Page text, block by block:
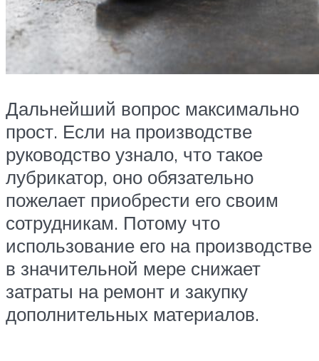
Дальнейший вопрос максимально
прост. Если на производстве
руководство узнало, что такое
лубрикатор, оно обязательно
пожелает приобрести его своим
сотрудникам. Потому что
использование его на производстве
в значительной мере снижает
затраты на ремонт и закупку
дополнительных материалов.